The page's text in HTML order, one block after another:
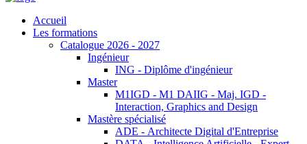
Accueil
Les formations
Catalogue 2026 - 2027
Ingénieur
ING - Diplôme d'ingénieur
Master
M1IGD - M1 DAIIG - Maj. IGD -
Interaction, Graphics and Design
Mastère spécialisé
ADE - Architecte Digital d'Entreprise